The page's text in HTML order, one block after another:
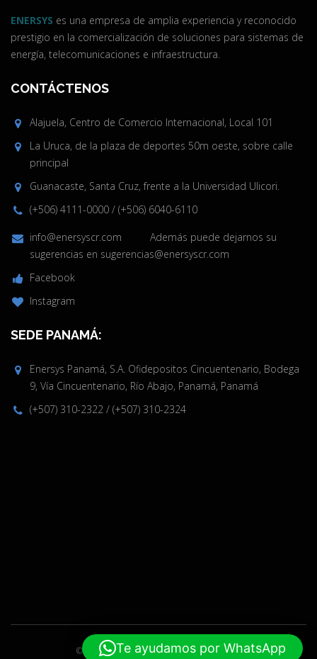
ENERSYS es una empresa de amplia experiencia y reconocido
prestigio en la comercialización de soluciones para sistemas de
energía, telecomunicaciones e infraestructura.
CONTÁCTENOS
Alajuela, Centro de Comercio Internacional, Local 101
La Uruca, de la plaza de deportes 50m oeste, sobre calle
principal
Guanacaste, Santa Cruz, frente a la Universidad Ulicori.
(+506) 4111-0000 / (+506) 6040-6110
info@enersyscr.com
Además puede dejarnos su
sugerencias en sugerencias@enersyscr.com
Facebook
Instagram
SEDE PANAMÁ:
Enersys Panamá, S.A. Ofidepositos Cincuentenario, Bodega
9, Vía Cincuentenario, Río Abajo, Panamá, Panamá
(+507) 310-2322 / (+507) 310-2324
© 2019-2024 Enersys. Hecho por ELPW
Te ayudamos por WhatsApp